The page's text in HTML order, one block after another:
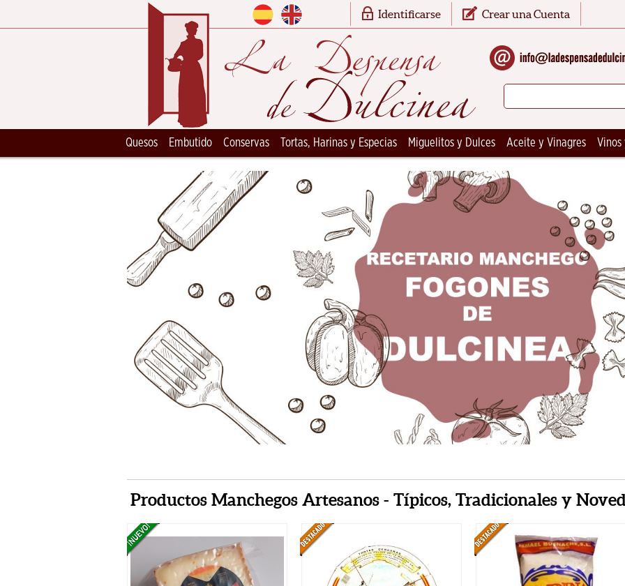
Identificarse Crear una Cuenta
Quesos Embutido Conservas Tortas, Harinas y Especias Miguelitos y Dulces Aceite y Vinagres Vinos
Ceramica Artesana
Productos Manchegos Artesanos - Típicos, Tradicionales y